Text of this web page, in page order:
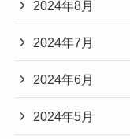
2024年8月
2024年7月
2024年6月
2024年5月